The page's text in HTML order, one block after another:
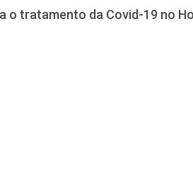
tratamento da Covid-19 no